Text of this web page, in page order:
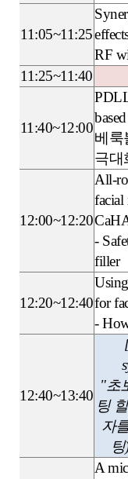
11:05~11:25
RF
11:25~11:40
11:40~12:00
베룩
극대
12:00~12:20
All-
facial
-
filler
12:20~12:40for
-
12:40~13:40
"초
팅
자
A